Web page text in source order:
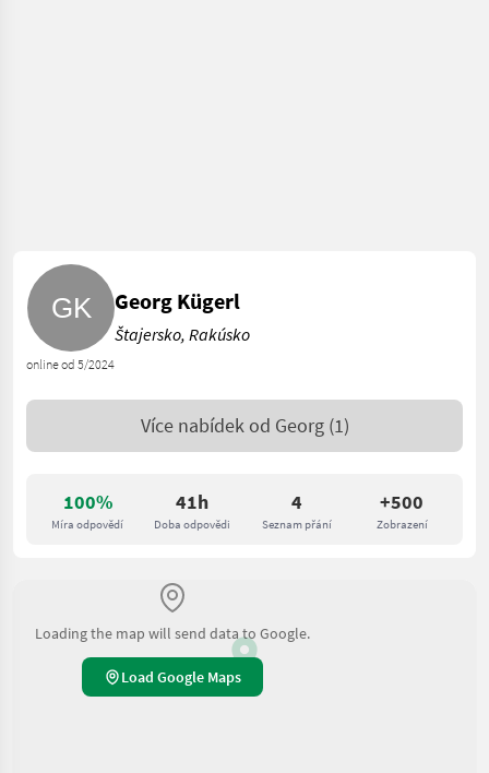
100%
Míra odpovědí
41h
Doba odpovědi
4
Seznam přání
+500
Zobrazení
online od 5/2024
Georg Kügerl
Štajersko, Rakúsko
Více nabídek od Georg (1)
Loading the map will send data to Google.
Load Google Maps